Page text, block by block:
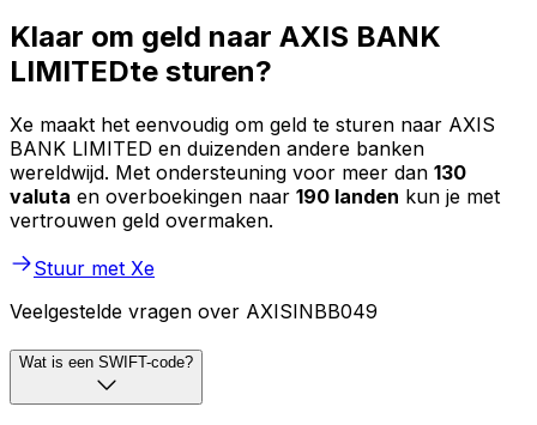
Klaar om geld naar AXIS BANK
LIMITEDte sturen?
Xe maakt het eenvoudig om geld te sturen naar AXIS
BANK LIMITED en duizenden andere banken
wereldwijd. Met ondersteuning voor meer dan 130
valuta en overboekingen naar 190 landen kun je met
vertrouwen geld overmaken.
Stuur met Xe
Veelgestelde vragen over AXISINBB049
Wat is een SWIFT-code?